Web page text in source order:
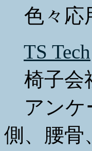
色々応
TS Tech
椅子会
アンケ
側、腰骨